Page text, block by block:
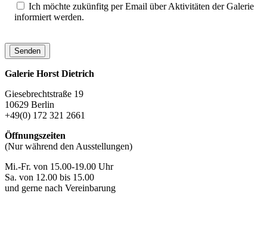
Ich möchte zukünfitg per Email über Aktivitäten der Galerie
informiert werden.
Galerie Horst Dietrich
Giesebrechtstraße 19
10629 Berlin
+49(0) 172 321 2661
Öffnungszeiten
(Nur während den Ausstellungen)
Mi.-Fr. von 15.00-19.00 Uhr
Sa. von 12.00 bis 15.00
und gerne nach Vereinbarung